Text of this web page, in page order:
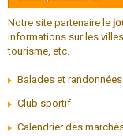
Notre site partenaire le
informations sur les
tourisme, etc.
Balades et randonnées
Club sportif
Calendrier des